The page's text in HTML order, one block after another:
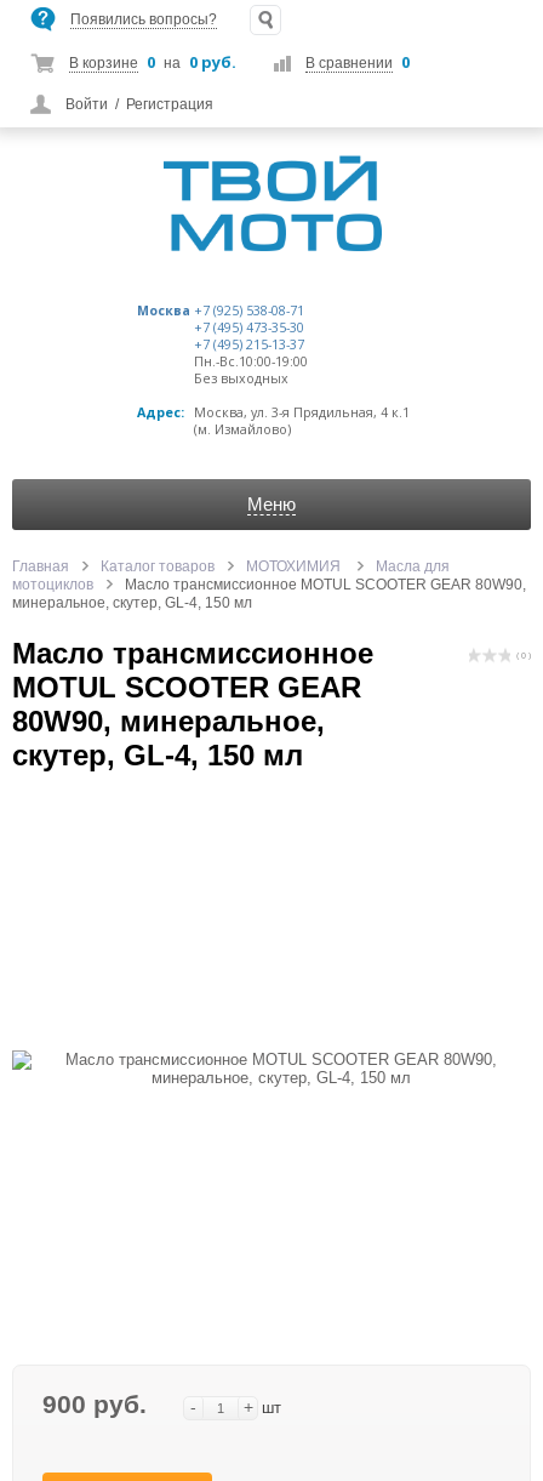
Появились вопросы?
В корзине 0 на 0 руб. В сравнении 0
Войти / Регистрация
Москва +7 (925) 538-08-71
+7 (495) 473-35-30
+7 (495) 215-13-37
Пн.-Вс.10:00-19:00
Без выходных
Адрес:
Москва, ул. 3-я Прядильная, 4 к.1
(м. Измайлово)
Меню
Главная Каталог товаров МОТОХИМИЯ
Масла для
мотоциклов
Масло трансмиссионное MOTUL SCOOTER GEAR 80W90,
минеральное, скутер, GL-4, 150 мл
Масло трансмиссионное
MOTUL SCOOTER GEAR
80W90, минеральное,
скутер, GL-4, 150 мл
( 0 )
900 руб. - + шт